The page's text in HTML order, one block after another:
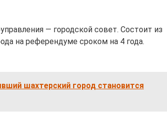
— городской совет. Состоит из
на референдуме сроком на 4 года.
шахтерский город становится